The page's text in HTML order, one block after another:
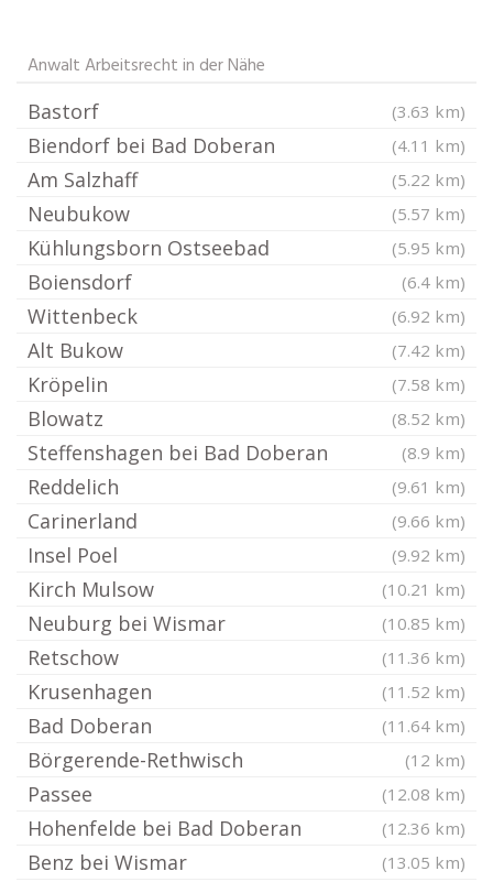
Anwalt Arbeitsrecht in der Nähe
Bastorf (3.63 km)
Biendorf bei Bad Doberan (4.11 km)
Am Salzhaff (5.22 km)
Neubukow (5.57 km)
Kühlungsborn Ostseebad (5.95 km)
Boiensdorf (6.4 km)
Wittenbeck (6.92 km)
Alt Bukow (7.42 km)
Kröpelin (7.58 km)
Blowatz (8.52 km)
Steffenshagen bei Bad Doberan (8.9 km)
Reddelich (9.61 km)
Carinerland (9.66 km)
Insel Poel (9.92 km)
Kirch Mulsow (10.21 km)
Neuburg bei Wismar (10.85 km)
Retschow (11.36 km)
Krusenhagen (11.52 km)
Bad Doberan (11.64 km)
Börgerende-Rethwisch (12 km)
Passee (12.08 km)
Hohenfelde bei Bad Doberan (12.36 km)
Benz bei Wismar (13.05 km)